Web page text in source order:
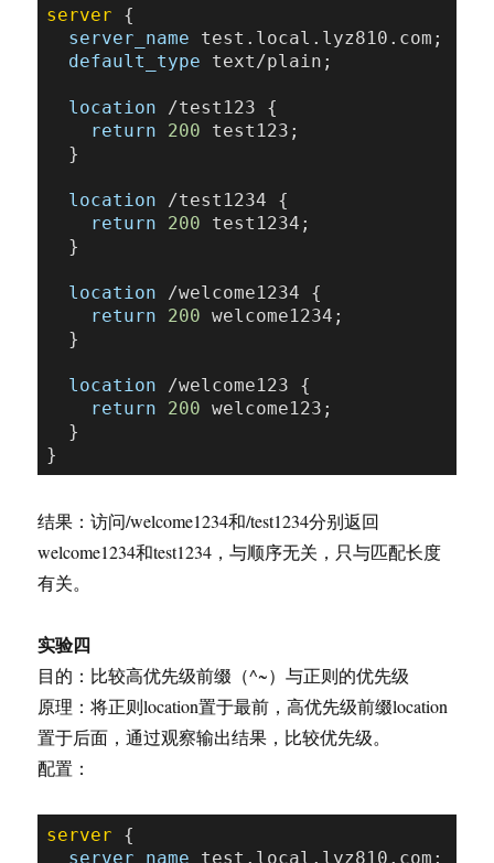
server {
server_name test.local.lyz810.com;
default_type text/plain;
location /test123 {
return
200 test123;
location /test1234 {
return
200 test1234;
location /welcome1234 {
return
200 welcome1234;
location /welcome123 {
return
200 welcome123;
结果：访问/welcome1234和/test1234分别返回
welcome1234和test1234，与顺序无关，只与匹配长度
有关。
实验四
目的：比较高优先级前缀（^~）与正则的优先级
原理：将正则location置于最前，高优先级前缀location
置于后面，通过观察输出结果，比较优先级。
配置：
server {
server_name test.local.lyz810.com;